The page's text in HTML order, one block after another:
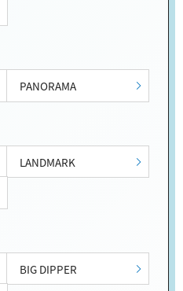
PANORAMA
LANDMARK
BIG DIPPER